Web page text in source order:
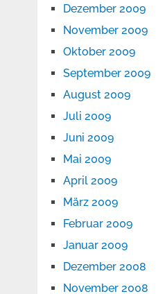
Dezember 2009
November 2009
Oktober 2009
September 2009
August 2009
Juli 2009
Juni 2009
Mai 2009
April 2009
März 2009
Februar 2009
Januar 2009
Dezember 2008
November 2008